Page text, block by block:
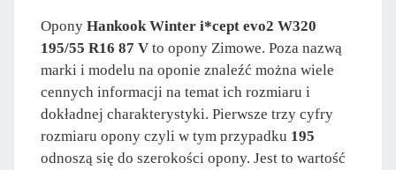
Opony Hankook Winter i*cept evo2 W320
195/55 R16 87 V to opony Zimowe. Poza nazwą
marki i modelu na oponie znaleźć można wiele
cennych informacji na temat ich rozmiaru i
dokładnej charakterystyki. Pierwsze trzy cyfry
rozmiaru opony czyli w tym przypadku 195
odnoszą się do szerokości opony. Jest to wartość